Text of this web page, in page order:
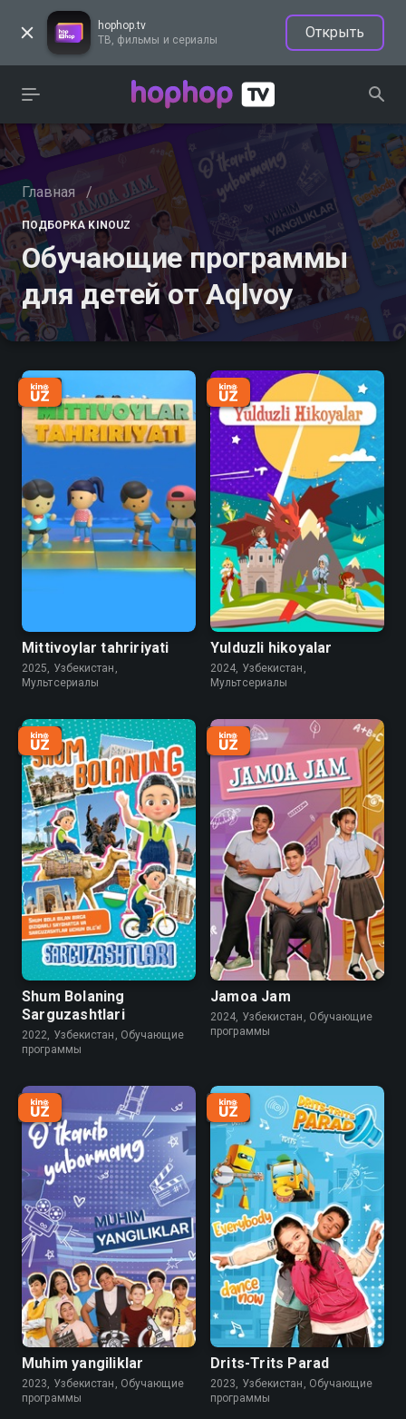
hophop.tv
ТВ, фильмы и сериалы
Открыть
Главная /
ПОДБОРКА KINOUZ
Обучающие программы
для детей от Aqlvoy
Mittivoylar tahririyati
2025, Узбекистан,
Мультсериалы
Yulduzli hikoyalar
2024, Узбекистан,
Мультсериалы
Shum Bolaning
Sarguzashtlari
2022, Узбекистан, Обучающие
программы
Jamoa Jam
2024, Узбекистан, Обучающие
программы
Muhim yangiliklar
2023, Узбекистан, Обучающие
программы
Drits-Trits Parad
2023, Узбекистан, Обучающие
программы